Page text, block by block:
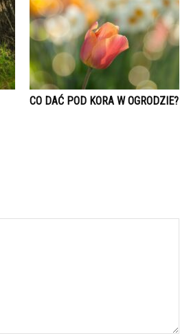
CO DAĆ POD KORA W OGRODZIE?